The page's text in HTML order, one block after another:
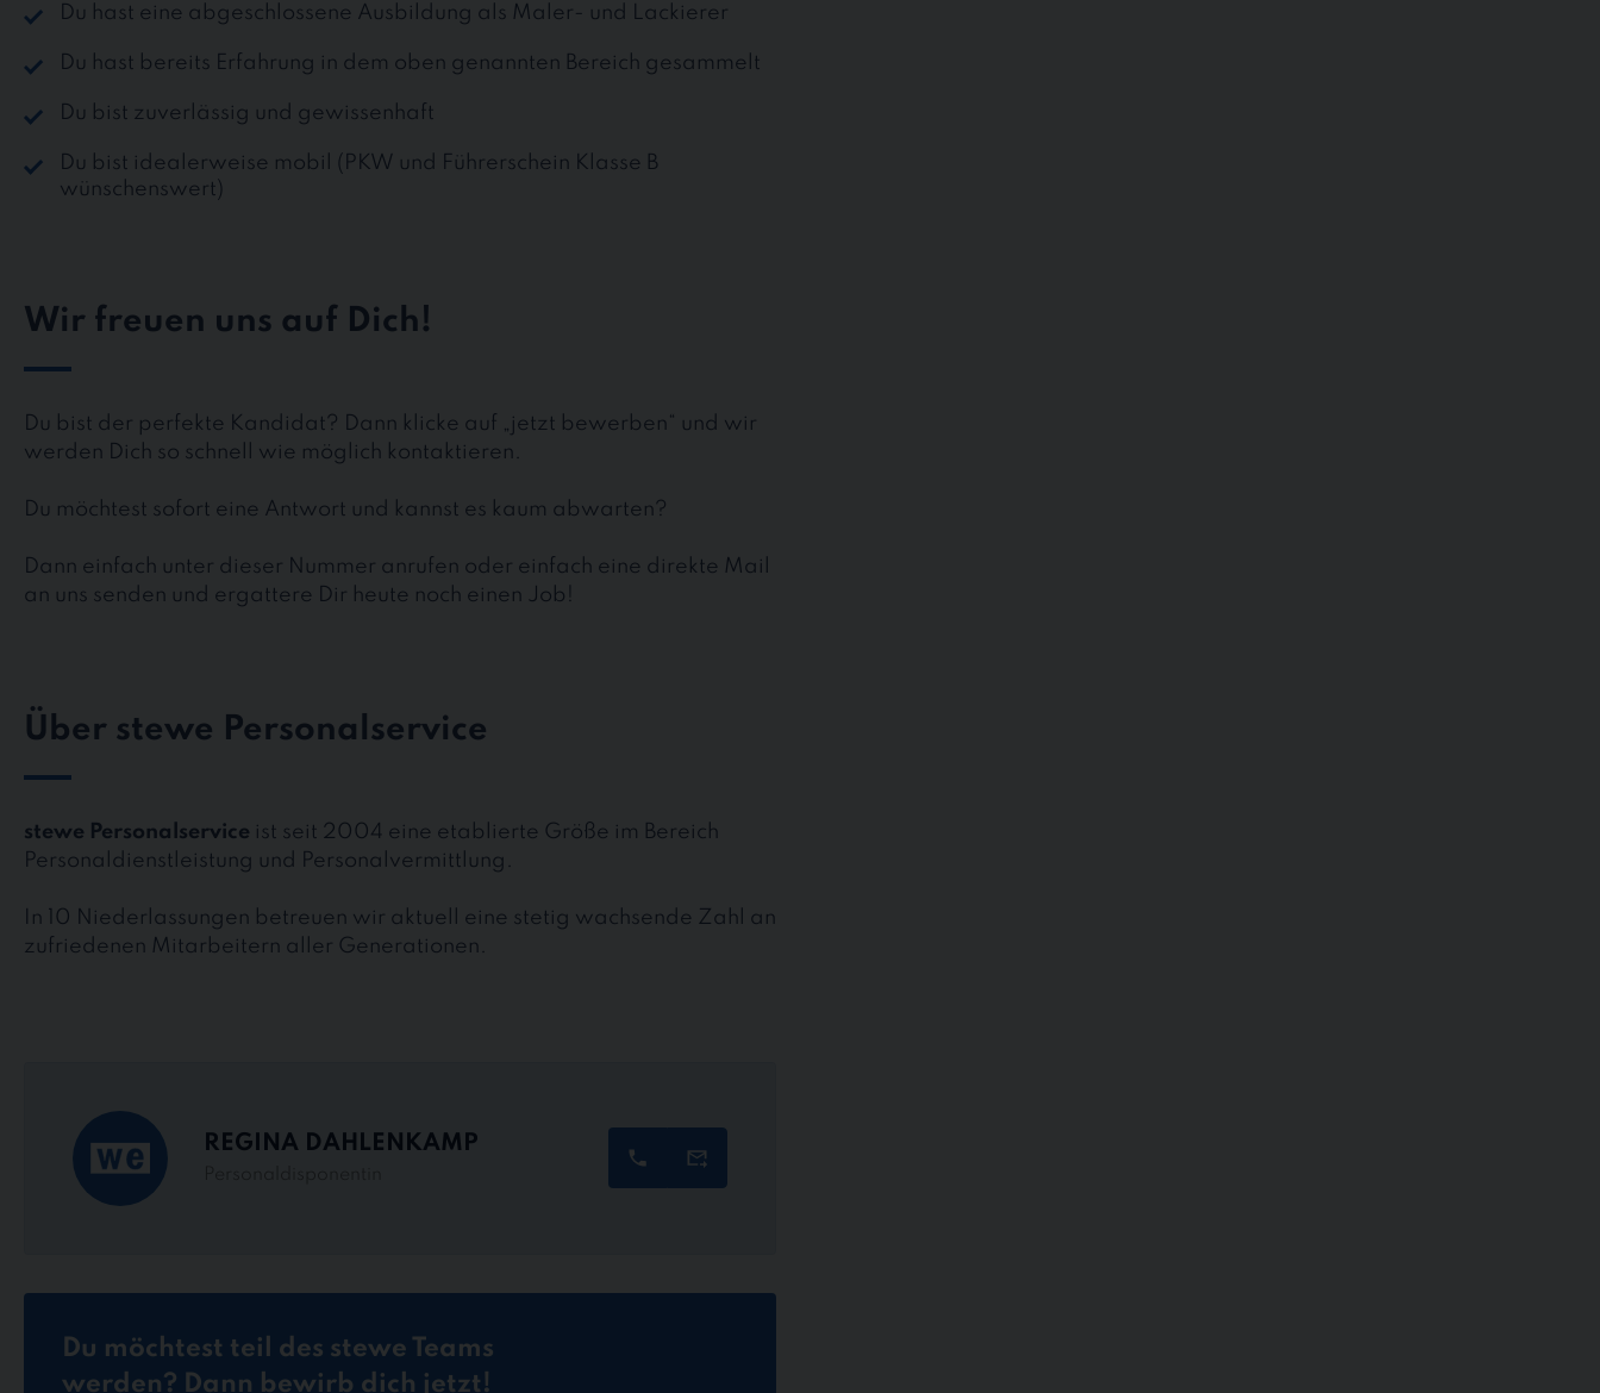
Du hast eine abgeschlossene Ausbildung als Maler- und Lackierer
Du hast bereits Erfahrung in dem oben genannten Bereich gesammelt
Du bist zuverlässig und gewissenhaft
Du bist idealerweise mobil (PKW und Führerschein Klasse B
wünschenswert)
Wir freuen uns auf Dich!
Du bist der perfekte Kandidat? Dann klicke auf „jetzt bewerben“ und wir
werden Dich so schnell wie möglich kontaktieren.
Du möchtest sofort eine Antwort und kannst es kaum abwarten?
Dann einfach unter dieser Nummer anrufen oder einfach eine direkte Mail
an uns senden und ergattere Dir heute noch einen Job!
Über stewe Personalservice
stewe Personalservice ist seit 2004 eine etablierte Größe im Bereich
Personaldienstleistung und Personalvermittlung.
In 10 Niederlassungen betreuen wir aktuell eine stetig wachsende Zahl an
zufriedenen Mitarbeitern aller Generationen.
REGINA DAHLENKAMP
Du möchtest teil des stewe Teams
werden? Dann bewirb dich jetzt!